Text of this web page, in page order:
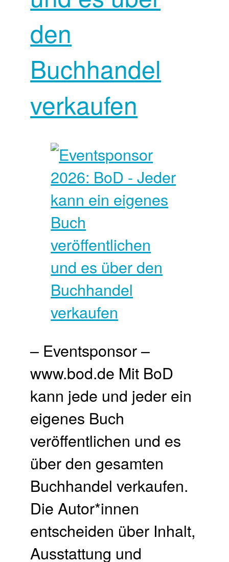
den
Buchhandel
verkaufen
– Eventsponsor –
www.bod.de Mit BoD
kann jede und jeder ein
eigenes Buch
veröffentlichen und es
über den gesamten
Buchhandel verkaufen.​
Die Autor*innen
entscheiden über Inhalt,
Ausstattung und